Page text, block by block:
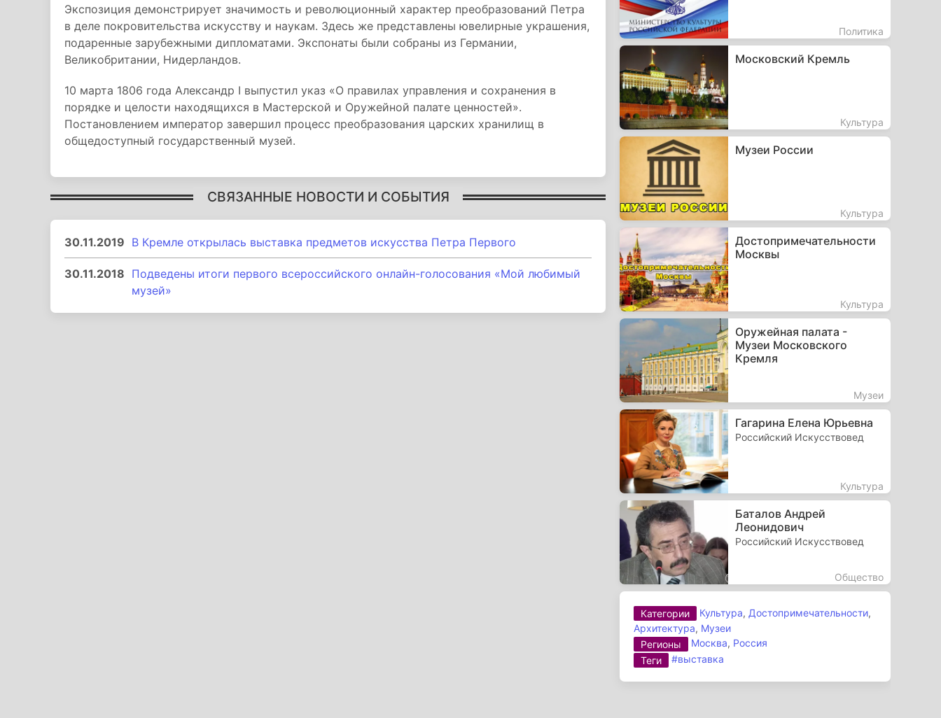
Экспозиция демонстрирует значимость и революционный характер преобразований Петра
в деле покровительства искусству и наукам. Здесь же представлены ювелирные украшения,
подаренные зарубежными дипломатами. Экспонаты были собраны из Германии,
Великобритании, Нидерландов.
10 марта 1806 года Александр I выпустил указ «О правилах управления и сохранения в
порядке и целости находящихся в Мастерской и Оружейной палате ценностей».
Постановлением император завершил процесс преобразования царских хранилищ в
общедоступный государственный музей.
СВЯЗАННЫЕ НОВОСТИ И СОБЫТИЯ
30.11.2019 В Кремле открылась выставка предметов искусства Петра Первого
30.11.2018 Подведены итоги первого всероссийского онлайн-голосования «Мой любимый
музей»
Политика
Московский Кремль
Культура
Музеи России
Культура
Достопримечательности
Москвы
Культура
Оружейная палата -
Музеи Московского
Кремля
Музеи
Гагарина Елена Юрьевна
Российский Искусствовед
Культура
Баталов Андрей
Леонидович
Российский Искусствовед
Общество
Категории Культура, Достопримечательности,
Архитектура, Музеи
Регионы
Москва, Россия
Теги
#выставка